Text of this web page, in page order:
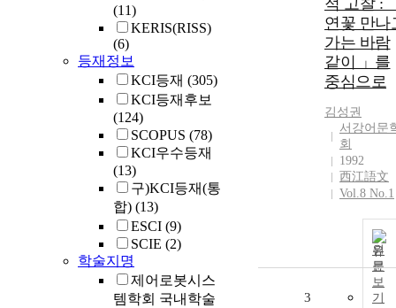
(11)
KERIS(RISS)
(6)
등재정보
KCI등재 (305)
KCI등재후보
(124)
SCOPUS (78)
KCI우수등재
(13)
구)KCI등재(통
합) (13)
ESCI (9)
SCIE (2)
학술지명
제어로봇시스
템학회 국내학술
적 고찰 :
연꽃 만나
가는 바람
같이 」를
중심으로
김성권
서강어문
회
1992
西江語文
Vol.8 No.1
원
문
보
기
3